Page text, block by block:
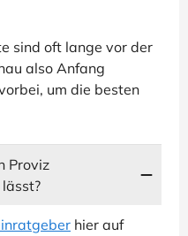
sind oft lange vor der
also Anfang
um die besten
Proviz
hier auf